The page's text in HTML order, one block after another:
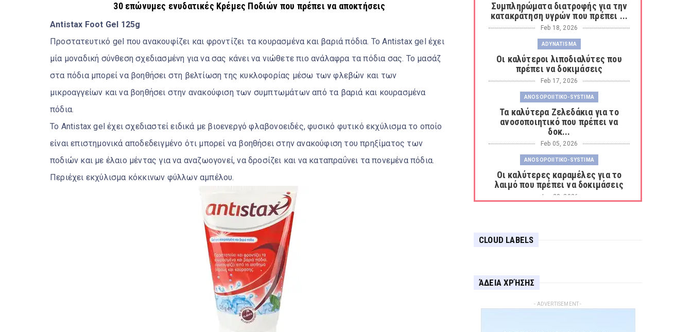
30 επώνυμες ενυδατικές Κρέμες Ποδιών που πρέπει να αποκτήσεις
Antistax Foot Gel 125g
Προστατευτικό gel που ανακουφίζει και φροντίζει τα κουρασμένα και βαριά πόδια. Το Antistax gel έχει
μία μοναδική σύνθεση σχεδιασμένη για να σας κάνει να νιώθετε πιο ανάλαφρα τα πόδια σας. Το μασάζ
στα πόδια μπορεί να βοηθήσει στη βελτίωση της κυκλοφορίας μέσω των φλεβών και των
μικροαγγείων και να βοηθήσει στην ανακούφιση των συμπτωμάτων από τα βαριά και κουρασμένα
πόδια.
Το Antistax gel έχει σχεδιαστεί ειδικά με βιοενεργό φλαβονοειδές, φυσικό φυτικό εκχύλισμα το οποίο
είναι επιστημονικά αποδεδειγμένο ότι μπορεί να βοηθήσει στην ανακούφιση του πρηξίματος των
ποδιών και με έλαιο μέντας για να αναζωογονεί, να δροσίζει και να καταπραΰνει τα πονεμένα πόδια.
Περιέχει εκχύλισμα κόκκινων φύλλων αμπέλου.
Συμπληρώματα διατροφής για την
κατακράτηση υγρών που πρέπει ...
Feb 18, 2026
ADYNATISMA
Οι καλύτεροι λιποδιαλύτες που
πρέπει να δοκιμάσεις
Feb 17, 2026
ANOSOPOIITIKO-SYSTIMA
Τα καλύτερα Ζελεδάκια για το
ανοσοποιητικό που πρέπει να
δοκ...
Feb 05, 2026
ANOSOPOIITIKO-SYSTIMA
Οι καλύτερες καραμέλες για το
λαιμό που πρέπει να δοκιμάσεις
Jan 28, 2026
ενίσχυση του ανοσοποιητικού π...
Οδηγός αποθήκευσης των
διακόσμησης
CLOUD LABELS
ΆΔΕΙΑ ΧΡΉΣΗΣ
- ADVERTISEMENT -